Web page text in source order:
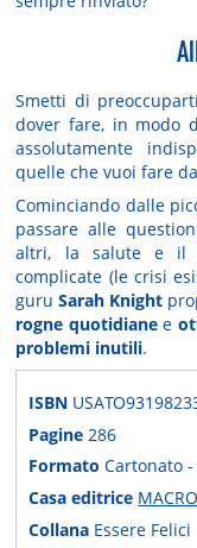
Smetti di
dover fare, in modo
assolutamente
quelle che vuoi fare
Cominciando dalle
passare alle
altri, la salute e il
complicate (le crisi
guruSarah Knight
rogne quotidianee
problemi inutili.
ISBN
Pagine 286
FormatoCartonato -
Casa editrice
Collana Essere Felici